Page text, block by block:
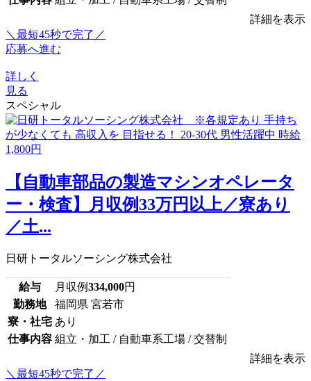
詳細を表示
＼最短45秒で完了／
応募へ進む
詳しく
見る
スペシャル
【自動車部品の製造マシンオペレータ
ー・検査】月収例33万円以上／寮あり
／土...
日研トータルソーシング株式会社
給与 月収例334,000円
勤務地
福岡県 宮若市
寮・社宅 あり
仕事内容 組立・加工 / 自動車系工場 / 交替制
詳細を表示
＼最短45秒で完了／